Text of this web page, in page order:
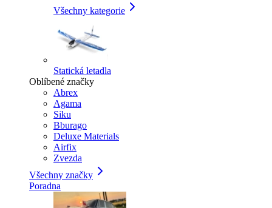
Všechny kategorie
Statická letadla
Oblíbené značky
Abrex
Agama
Siku
Bburago
Deluxe Materials
Airfix
Zvezda
Všechny značky
Poradna